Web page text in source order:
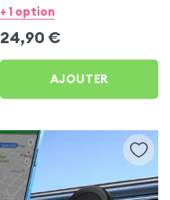
bord pour Xiaomi Poco F6
+ 1 option
24,90 €
AJOUTER